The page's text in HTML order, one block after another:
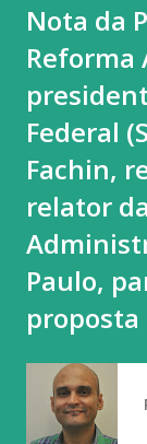
dizimou
da negligência
flagelo imperial
fundamental é
Se no século
século XXI
meio de órgãos
Nota da
Reforma
Federal
Fachin,
relator
Paulo,
proposta